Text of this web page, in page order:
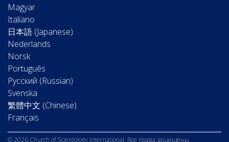
Magyar
Italiano
日本語 (Japanese)
Nederlands
Norsk
Português
Русский (Russian)
Svenska
繁體中文 (Chinese)
Français
© 2026 Church of Scientology International. Все права защищены.